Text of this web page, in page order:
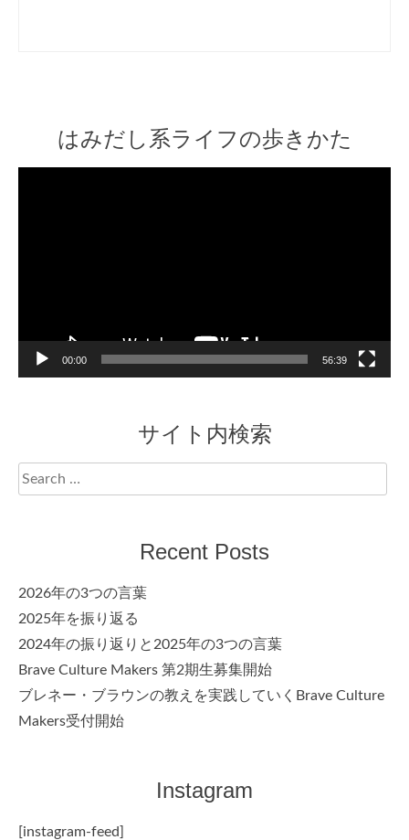
はみだし系ライフの歩きかた
00:00 56:39
サイト内検索
Search
for:
Recent Posts
2026年の3つの言葉
2025年を振り返る
2024年の振り返りと2025年の3つの言葉
Brave Culture Makers 第2期生募集開始
ブレネー・ブラウンの教えを実践していくBrave Culture
Makers受付開始
Instagram
[instagram-feed]